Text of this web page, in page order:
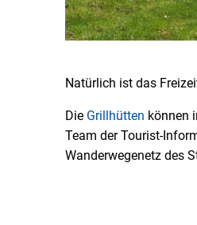
Natürlich ist das
Die Grillhütten können
Team der Tourist-
Wanderwegenetz des